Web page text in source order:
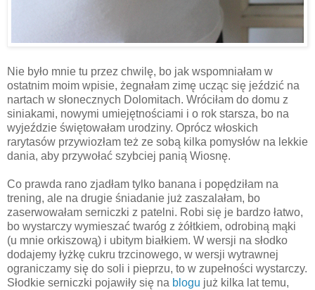
Nie było mnie tu przez chwilę, bo jak wspomniałam w
ostatnim moim wpisie, żegnałam zimę ucząc się jeździć na
nartach w słonecznych Dolomitach. Wróciłam do domu z
siniakami, nowymi umiejętnościami i o rok starsza, bo na
wyjeździe świętowałam urodziny. Oprócz włoskich
rarytasów przywiozłam też ze sobą kilka pomysłów na lekkie
dania, aby przywołać szybciej panią Wiosnę.
Co prawda rano zjadłam tylko banana i popędziłam na
trening, ale na drugie śniadanie już zaszalałam, bo
zaserwowałam serniczki z patelni. Robi się je bardzo łatwo,
bo wystarczy wymieszać twaróg z żółtkiem, odrobiną mąki
(u mnie orkiszową) i ubitym białkiem. W wersji na słodko
dodajemy łyżkę cukru trzcinowego, w wersji wytrawnej
ograniczamy się do soli i pieprzu, to w zupełności wystarczy.
Słodkie serniczki pojawiły się na blogu już kilka lat temu,